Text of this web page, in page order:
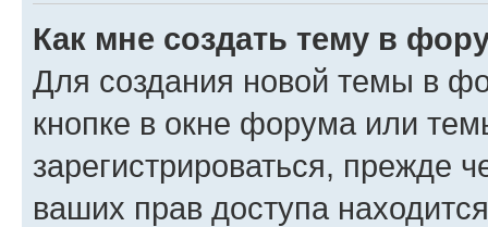
Как мне создать тему в
Для создания новой темы в
кнопке в окне форума или
зарегистрироваться, прежде
ваших прав доступа